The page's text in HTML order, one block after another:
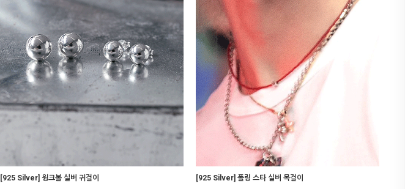
[925 Silver] 윙크볼 실버 귀걸이 [925 Silver] 폴링 스타 실버 목걸이